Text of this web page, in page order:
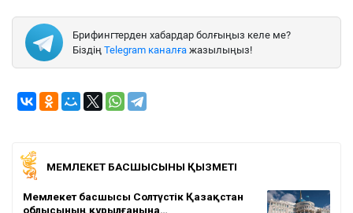
Брифингтерден хабардар болғыңыз келе ме?
Біздің Telegram каналға жазылыңыз!
МЕМЛЕКЕТ БАСШЫСЫНЫҢ ҚЫЗМЕТІ
Мемлекет басшысы Солтүстік Қазақстан
облысының құрылғанына…